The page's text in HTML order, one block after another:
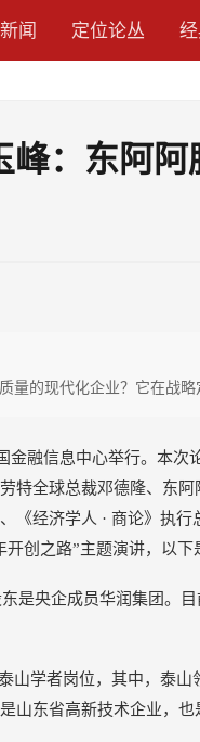
闻 定位论丛
峰：东阿
量的现代化企业？它在战略
金融信息中心举行。本
特全球总裁邓德隆、东
《经济学人 · 商论》执
创之路”主题演讲，以下
是央企成员华润集团。
山学者岗位，其中，泰
山东省高新技术企业，也